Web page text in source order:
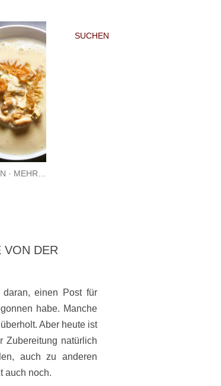
SUCHEN
MEHR…
VON DER
einen Post für
habe. Manche
Aber heute ist
Zubereitung natürlich
auch zu anderen
auch noch.